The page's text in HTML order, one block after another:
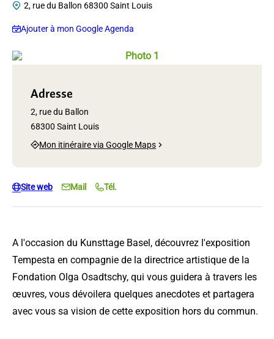
2, rue du Ballon 68300 Saint Louis
Ajouter à mon Google Agenda
A l'occasion du Kunsttage Basel, découvrez l'exposition
Tempesta en compagnie de la directrice artistique de la
Fondation Olga Osadtschy, qui vous guidera à travers les
œuvres, vous dévoilera quelques anecdotes et partagera
avec vous sa vision de cette exposition hors du commun.
Photo 1, © Jos Näpflin, TOT(EM),
Adresse
2, rue du Ballon
68300 Saint Louis
Mon itinéraire via Google Maps
Site web Mail Tél.